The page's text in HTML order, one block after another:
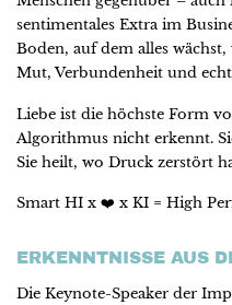
sentimentales Extra im
Boden, auf dem alles
Mut, Verbundenheit und
Liebe ist die höchste Form
Algorithmus nicht erkennt.
Sie heilt, wo Druck zerstört
Smart HI x ❤️ x KI = High
ERKENNTNISSE AUS
Die Keynote-Speaker der